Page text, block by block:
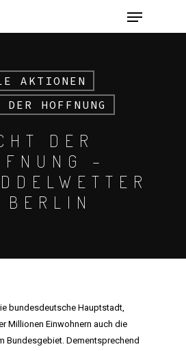
or ESC to close
AKTIONEN
HOFFNUNG
DER
–
bundesdeutsche Hauptstadt,
Millionen Einwohnern auch die
Bundesgebiet. Dementsprechend